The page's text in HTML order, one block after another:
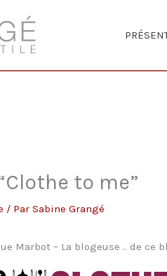
to me”
/ ParSabine Grangé
Marbot – La blogeuse .. de ce